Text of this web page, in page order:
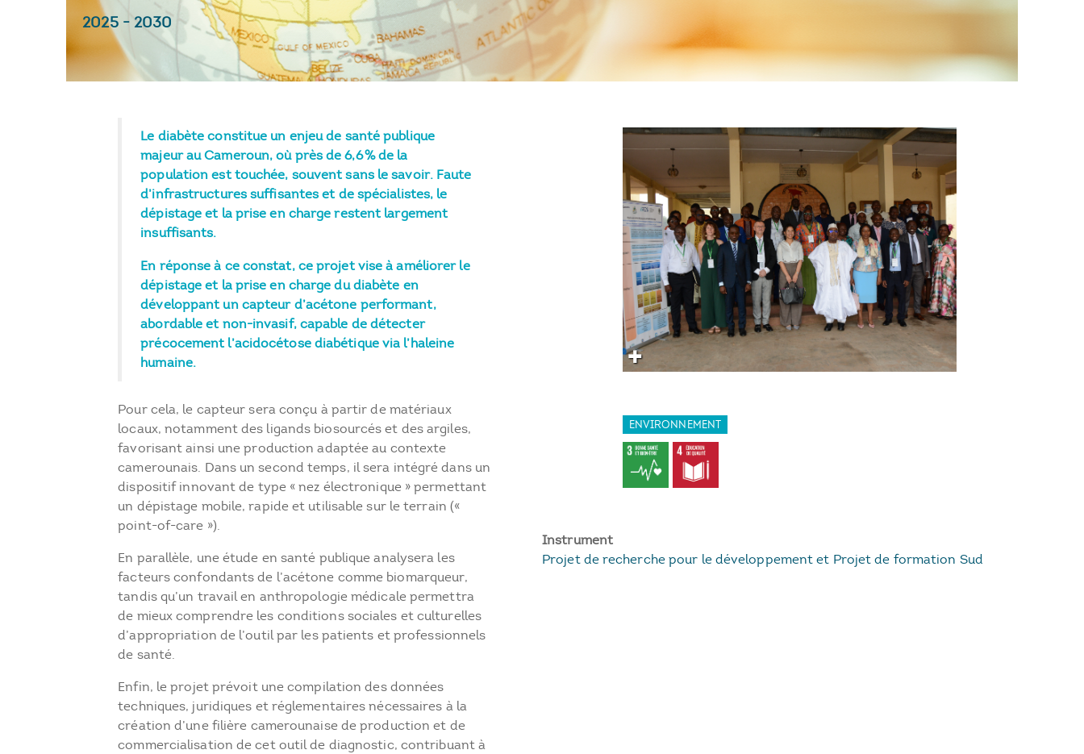
2025- 2030
Le diabète constitue un enjeu de santé publique
majeur au Cameroun, où près de 6,6 % de la
population est touchée, souvent sans le savoir. Faute
d’infrastructures suffisantes et de spécialistes, le
dépistage et la prise en charge restent largement
insuffisants.
En réponse à ce constat, ce projet vise à améliorer le
dépistage et la prise en charge du diabète en
développant un capteur d’acétone performant,
abordable et non-invasif, capable de détecter
précocement l’acidocétose diabétique via l’haleine
humaine.
Pour cela, le capteur sera conçu à partir de matériaux
locaux, notamment des ligands biosourcés et des argiles,
favorisant ainsi une production adaptée au contexte
camerounais. Dans un second temps, il sera intégré dans un
dispositif innovant de type « nez électronique » permettant
un dépistage mobile, rapide et utilisable sur le terrain («
point-of-care »).
En parallèle, une étude en santé publique analysera les
facteurs confondants de l’acétone comme biomarqueur,
tandis qu’un travail en anthropologie médicale permettra
de mieux comprendre les conditions sociales et culturelles
d’appropriation de l’outil par les patients et professionnels
de santé.
Enfin, le projet prévoit une compilation des données
techniques, juridiques et réglementaires nécessaires à la
création d’une filière camerounaise de production et de
commercialisation de cet outil de diagnostic, contribuant à
ENVIRONNEMENT
Instrument
Projet de recherche pour le développement et Projet de formation Sud